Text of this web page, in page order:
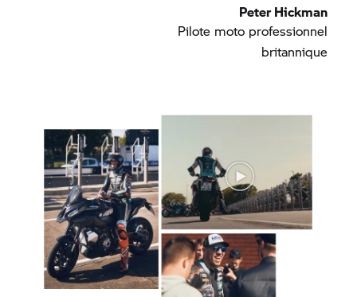
Peter Hickman
Pilote moto professionnel
britannique